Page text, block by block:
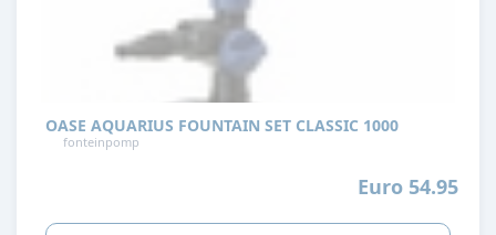
OASE AQUARIUS FOUNTAIN SET CLASSIC 1000
fonteinpomp
Euro 54.95